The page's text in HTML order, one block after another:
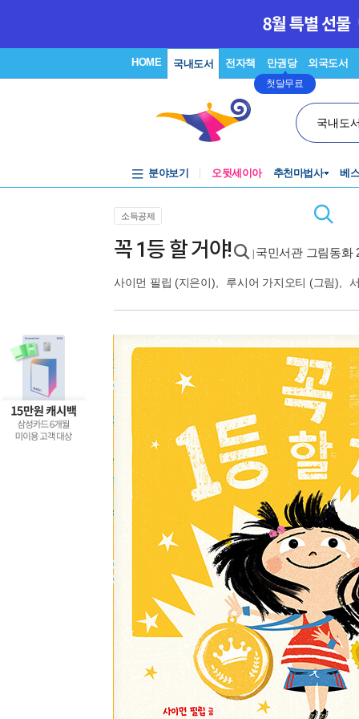
HOME 국내도서 전자책 만권당
첫달무료
외국도서
국내도
분야보기 오뒷세이아 추천마법사 베
소득공제
꼭 1등 할 거야! 국민서관 그림동화
사이먼 필립 (지은이), 루시어 가지오티 (그림),